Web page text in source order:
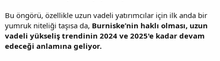
Bu öngörü, özellikle uzun vadeli yatırımcılar için ilk anda bir
yumruk niteliği taşısa da, Burniske’nin haklı olması, uzun
vadeli yükseliş trendinin 2024 ve 2025'e kadar devam
edeceği anlamına geliyor.